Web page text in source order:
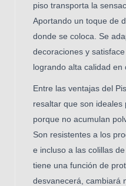
piso transporta la
Aportando un toque de
donde se coloca. Se
decoraciones y
logrando alta calidad en
Entre las ventajas del
resaltar que son ideales
porque no acumulan
Son resistentes a los
e incluso a las colillas
tiene una función de
desvanecerá, cambiará